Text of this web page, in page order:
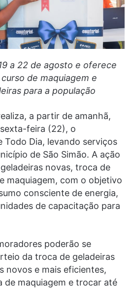
a 22 de agosto e oferece
de maquiagem e
para a população
a partir de amanhã,
feira (22), o
Todo Dia, levando serviços
de São Simão. A ação
novas, troca de
maquiagem, com o objetivo
consciente de energia,
de capacitação para
poderão se
da troca de geladeiras
novos e mais eficientes,
de maquiagem e trocar até